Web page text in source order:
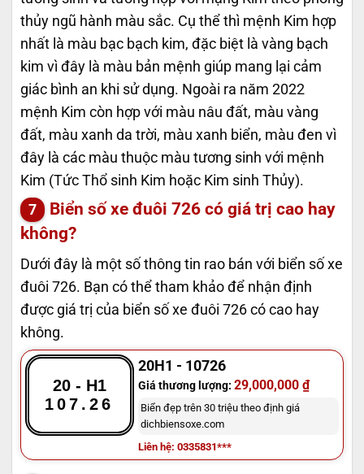
thủy ngũ hành màu sắc. Cụ thể thì mệnh Kim hợp
nhất là màu bạc bạch kim, đặc biệt là vàng bạch
kim vì đây là màu bản mệnh giúp mang lại cảm
giác bình an khi sử dụng. Ngoài ra năm 2022
mệnh Kim còn hợp với màu nâu đất, màu vàng
đất, màu xanh da trời, màu xanh biển, màu đen vì
đây là các màu thuộc màu tương sinh với mệnh
Kim (Tức Thổ sinh Kim hoặc Kim sinh Thủy).
Biển số xe đuôi 726 có giá trị cao hay
không?
Dưới đây là một số thông tin rao bán với biển số xe
đuôi 726. Bạn có thể tham khảo để nhận định
được giá trị của biển số xe đuôi 726 có cao hay
không.
20 - H1
107.26
20H1 - 10726
Giá thương lượng: 29,000,000 ₫
Biển đẹp trên 30 triệu theo định giá
dichbiensoxe.com
Liên hệ: 0335831***